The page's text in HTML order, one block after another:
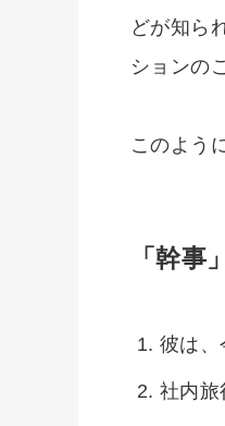
どが知ら
ションの
このよう
「幹事
彼は、
社内旅